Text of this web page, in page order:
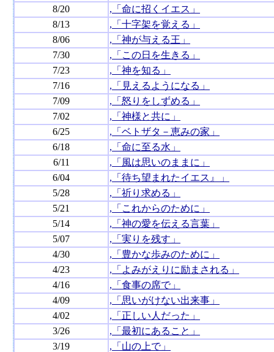
8/20
,「命に招くイエス」
8/13
,「十字架を覚える」
8/06
,「神が与える王」
7/30
,「この日を生きる」
7/23
,「神を知る」
7/16
,「見えるようになる」
7/09
,「怒りをしずめる」
7/02
,「神様と共に」
6/25
,「ベトザタ－恵みの家」
6/18
,「命に至る水」
6/11
,「風は思いのままに」
6/04
,「待ち望まれたイエス』」
5/28
,「祈り求める」
5/21
,「これからのために」
5/14
,「神の愛を伝える言葉」
5/07
,「実りを残す」
4/30
,「豊かな歩みのために」
4/23
,「よみがえりに励まされる」
4/16
,「食事の席で」
4/09
,「思いがけない出来事」
4/02
,「正しい人だった」
3/26
,「最初にあること」
3/19
,「山の上で」